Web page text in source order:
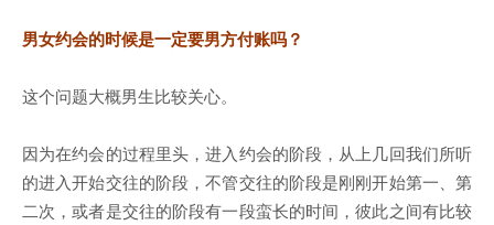
男女约会的时候是一定要男方付账吗？
这个问题大概男生比较关心。
因为在约会的过程里头，进入约会的阶段，从上几回我们所听
的进入开始交往的阶段，不管交往的阶段是刚刚开始第一、第
二次，或者是交往的阶段有一段蛮长的时间，彼此之间有比较